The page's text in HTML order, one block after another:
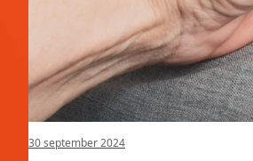
30 september 2024